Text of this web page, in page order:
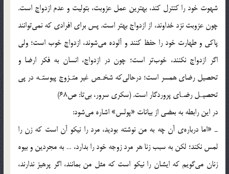
شهوت خود را كنترل كند، بهترين عمل عزوبت، بتوليت و عدم ازدواج است.
چون عزوبت نزد خداوند، از ازدواج بهتر است. پس براي افرادي كه نمي‌توانند
پاكي و طهارت خود را حفظ كنند و آلوده مي‌شوند، ازدواج خوب است؛ ولي
اگر ازدواج نكنند، خوب‌تر است؛ چون در ازدواج، انسان به فكر ارضا و
تحصيل رضاي همسر است؛ درحالي‌كه شخـص غير متـزوج پيوستـه در پي
تحصيـل رضـاي پروردگار است. (سكري سرور، بي‌تا: ص68)
در اين رابطه به بعضي از بيانات «پولس» اشاره مي‌شود:
ـ «اما درباره‌ي آن چه به من نوشته بوديد، مرد را نيكو آن است كه زن را
لمس نكند؛ لكن به سبب زنا هر مرد زوجه خود را بدارد، … به مجردين و بيوه
زنان مي‌گويم كه ايشان را نيكو است كه مثل من بمانند، اگر پرهيز ندارند،